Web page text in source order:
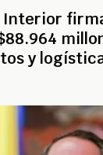
Interior
y